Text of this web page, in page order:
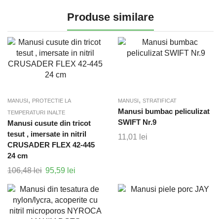
Produse similare
MANUSI, PROTECTIE LA
TEMPERATURI INALTE
Manusi cusute din tricot
tesut , imersate in nitril
CRUSADER FLEX 42-445
24 cm
106,48lei Prețul
a
fost:
95,59 lei
este:
95,59 lei.
MANUSI, STRATIFICAT
Manusi bumbac peliculizat
SWIFT Nr.9
11,01 lei